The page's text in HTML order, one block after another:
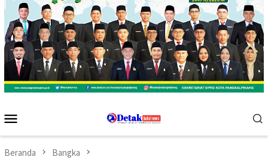
Mobile
Beranda Bangka